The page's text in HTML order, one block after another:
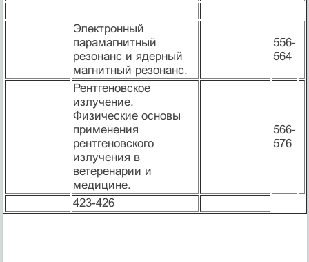
Электронный
парамагнитный
резонанс и ядерный
магнитный резонанс.
556-
564
Рентгеновское
излучение.
Физические основы
применения
рентгеновского
излучения в
ветеренарии и
медицине.
566-
576
423-426